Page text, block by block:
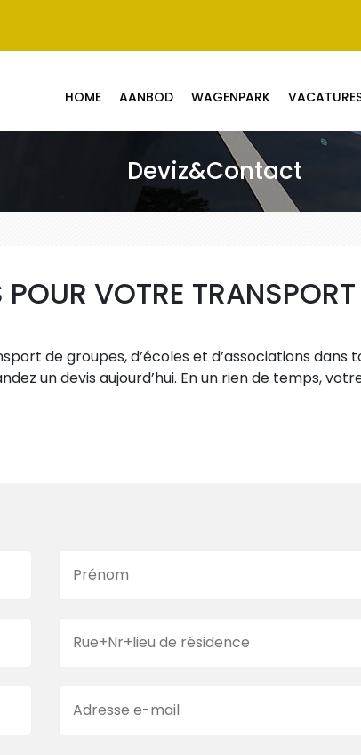
HOME AANBOD WAGENPARK
Deviz&Contact
VOTRE
de groupes, d’écoles et d’associations
un devis aujourd’hui. En un rien de temps,